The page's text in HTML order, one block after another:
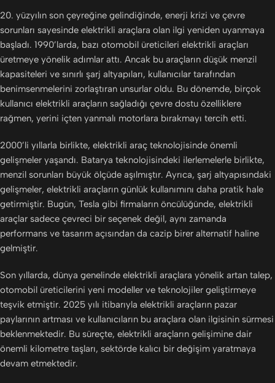
20. yüzyılın son çeyreğine gelindiğinde, enerji krizi ve çevre
sorunları sayesinde elektrikli araçlara olan ilgi yeniden uyanmaya
başladı. 1990’larda, bazı otomobil üreticileri elektrikli araçları
üretmeye yönelik adımlar attı. Ancak bu araçların düşük menzil
kapasiteleri ve sınırlı şarj altyapıları, kullanıcılar tarafından
benimsenmelerini zorlaştıran unsurlar oldu. Bu dönemde, birçok
kullanıcı elektrikli araçların sağladığı çevre dostu özelliklere
rağmen, yerini içten yanmalı motorlara bırakmayı tercih etti.
2000’li yıllarla birlikte, elektrikli araç teknolojisinde önemli
gelişmeler yaşandı. Batarya teknolojisindeki ilerlemelerle birlikte,
menzil sorunları büyük ölçüde aşılmıştır. Ayrıca, şarj altyapısındaki
gelişmeler, elektrikli araçların günlük kullanımını daha pratik hale
getirmiştir. Bugün, Tesla gibi firmaların öncülüğünde, elektrikli
araçlar sadece çevreci bir seçenek değil, aynı zamanda
performans ve tasarım açısından da cazip birer alternatif haline
gelmiştir.
Son yıllarda, dünya genelinde elektrikli araçlara yönelik artan talep,
otomobil üreticilerini yeni modeller ve teknolojiler geliştirmeye
teşvik etmiştir. 2025 yılı itibarıyla elektrikli araçların pazar
paylarının artması ve kullanıcıların bu araçlara olan ilgisinin sürmesi
beklenmektedir. Bu süreçte, elektrikli araçların gelişimine dair
önemli kilometre taşları, sektörde kalıcı bir değişim yaratmaya
devam etmektedir.